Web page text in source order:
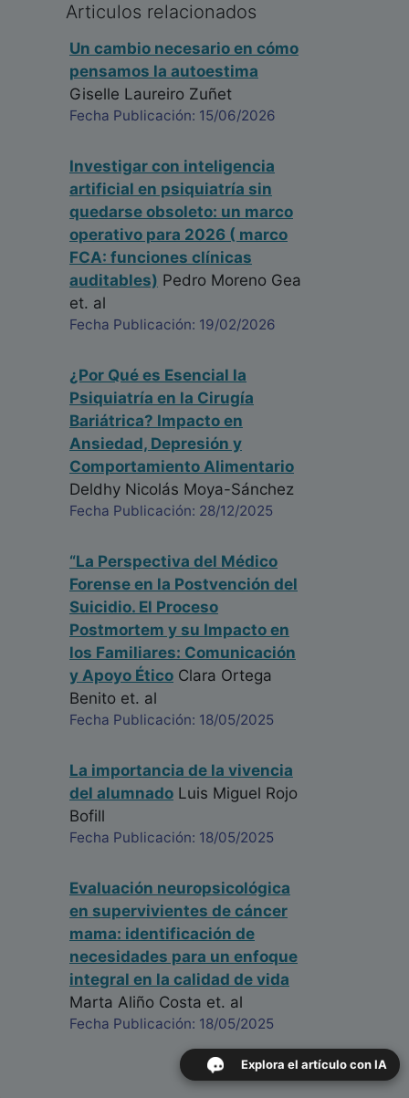
Articulos relacionados
Un cambio necesario en cómo
pensamos la autoestima
Giselle Laureiro Zuñet
Fecha Publicación: 15/06/2026
Investigar con inteligencia
artificial en psiquiatría sin
quedarse obsoleto: un marco
operativo para 2026 ( marco
FCA: funciones clínicas
auditables) Pedro Moreno Gea
et. al
Fecha Publicación: 19/02/2026
¿Por Qué es Esencial la
Psiquiatría en la Cirugía
Bariátrica? Impacto en
Ansiedad, Depresión y
Comportamiento Alimentario
Deldhy Nicolás Moya-Sánchez
Fecha Publicación: 28/12/2025
“La Perspectiva del Médico
Forense en la Postvención del
Suicidio. El Proceso
Postmortem y su Impacto en
los Familiares: Comunicación
y Apoyo Ético Clara Ortega
Benito et. al
Fecha Publicación: 18/05/2025
La importancia de la vivencia
del alumnado Luis Miguel Rojo
Bofill
Fecha Publicación: 18/05/2025
Evaluación neuropsicológica
en supervivientes de cáncer
mama: identificación de
necesidades para un enfoque
integral en la calidad de vida
Marta Aliño Costa et. al
Fecha Publicación: 18/05/2025
Explora el artículo con IA